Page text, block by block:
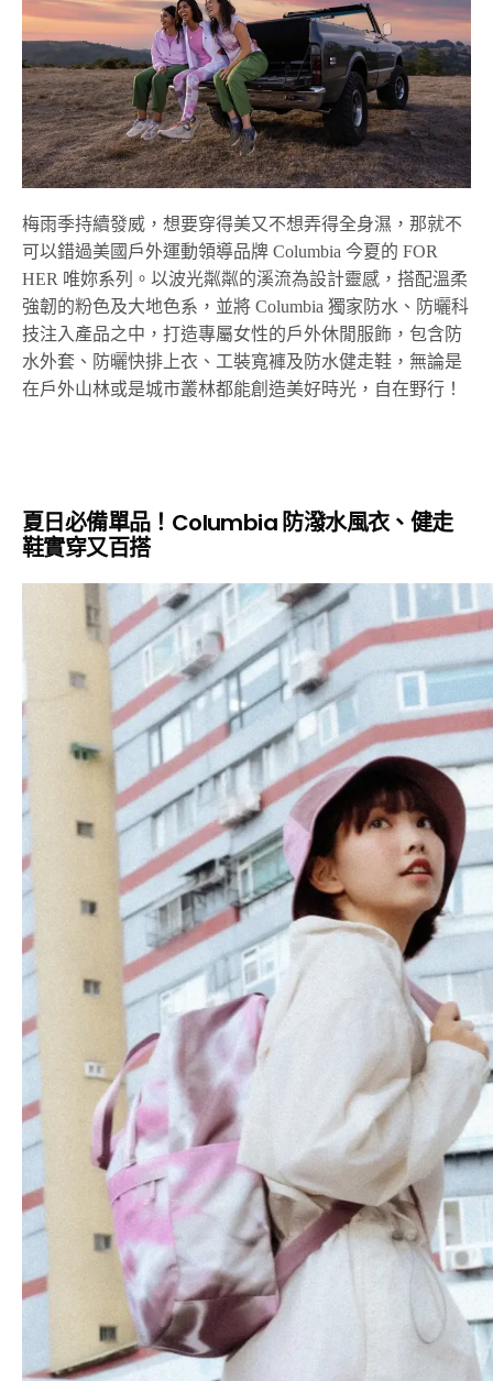
梅雨季持續發威，想要穿得美又不想弄得全身濕，那就不
可以錯過美國戶外運動領導品牌 Columbia 今夏的 FOR
HER 唯妳系列。以波光粼粼的溪流為設計靈感，搭配溫柔
強韌的粉色及大地色系，並將 Columbia 獨家防水、防曬科
技注入產品之中，打造專屬女性的戶外休閒服飾，包含防
水外套、防曬快排上衣、工裝寬褲及防水健走鞋，無論是
在戶外山林或是城市叢林都能創造美好時光，自在野行！
夏日必備單品！Columbia 防潑水風衣、健走
鞋實穿又百搭